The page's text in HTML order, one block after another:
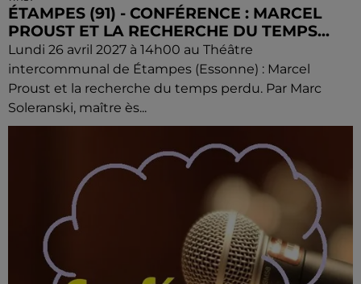
ÉTAMPES (91) - CONFÉRENCE : MARCEL
PROUST ET LA RECHERCHE DU TEMPS...
Lundi 26 avril 2027 à 14h00 au Théâtre
intercommunal de Étampes (Essonne) : Marcel
Proust et la recherche du temps perdu. Par Marc
Soleranski, maître ès...